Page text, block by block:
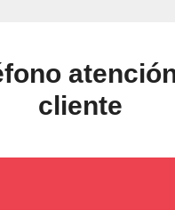
cliente